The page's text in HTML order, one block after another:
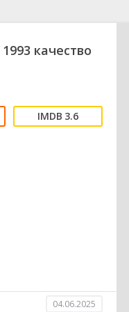
Приключения
Фэнтези
качество
3.6
04.06.2025